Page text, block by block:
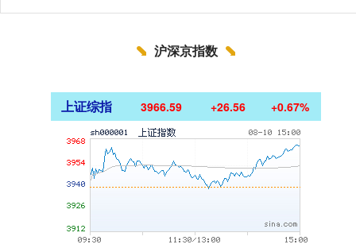
沪深京指数
上证综指 3966.59 +26.56 +0.67%